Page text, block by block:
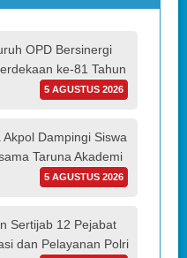
OPD Bersinergi
ke-81 Tahun
5 AGUSTUS 2026
Dampingi Siswa
Taruna Akademi
5 AGUSTUS 2026
Sertijab 12 Pejabat
dan Pelayanan Polri